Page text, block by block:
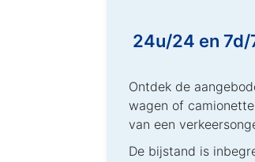
24u/24 en 7d/
Ontdek de
wagen of
van een
De bijstand is